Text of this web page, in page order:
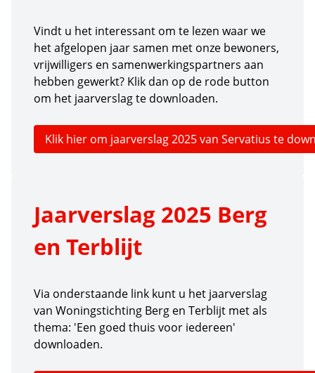
Vindt u het interessant om te lezen waar we
het afgelopen jaar samen met onze bewoners,
vrijwilligers en samenwerkingspartners aan
hebben gewerkt? Klik dan op de rode button
om het jaarverslag te downloaden.
Klik hier om jaarverslag 2025 van Servatius te
Jaarverslag 2025 Berg
en Terblijt
Via onderstaande link kunt u het jaarverslag
van Woningstichting Berg en Terblijt met als
thema: 'Een goed thuis voor iedereen'
downloaden.